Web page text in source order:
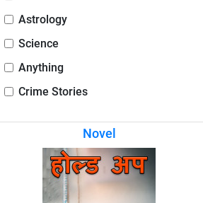
Astrology
Science
Anything
Crime Stories
Novel